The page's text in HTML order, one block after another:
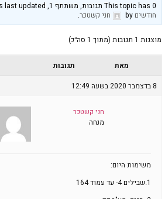
This topic has 0 תגובות, משתתף 1, and was last updated
חודשים by חני קשטכר.
מוצגות 1 תגובות (מתוך 1 סה״כ)
מאת
תגובות
8 בדצמבר 2020 בשעה 12:49
חני קשטכר
מנחה
משימות היום:
1.שבילים 4- עד עמוד 164